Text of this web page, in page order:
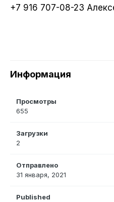
+7 916 707-08-23
Информация
Просмотры
655
Загрузки
2
Отправлено
31 января, 2021
Published